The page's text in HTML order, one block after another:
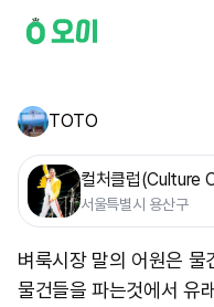
TOTO
컬처클럽(Culture
서울특별시 용산구
벼룩시장 말의 어원은 물
물건들을 파는것에서 유